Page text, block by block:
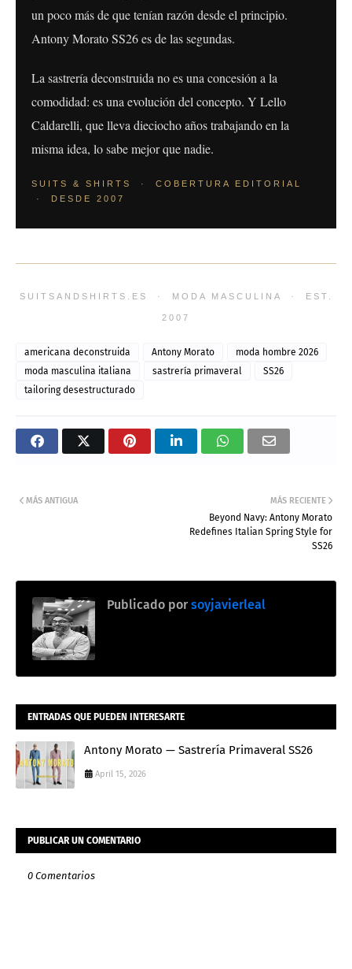
un poco más de que tenían razón desde el principio.
Antony Morato SS26 es de las segundas.
La sastrería deconstruida no es una concesión a la
comodidad: es una evolución del concepto. Y Lello
Caldarelli, que lleva dieciocho años trabajando en la
misma idea, lo sabe mejor que nadie.
SUITS & SHIRTS · COBERTURA EDITORIAL
· DESDE 2007
SUITSANDSHIRTS.ES · MODA MASCULINA · EST.
2007
americana deconstruida Antony Morato
moda hombre 2026
moda masculina italiana
sastrería primaveral
SS26
tailoring desestructurado
MÁS RECIENTE
Beyond Navy: Antony Morato
Redefines Italian Spring Style for
SS26
MÁS ANTIGUA
Publicado por soyjavierleal
ENTRADAS QUE PUEDEN INTERESARTE
Antony Morato — Sastrería Primaveral SS26
April 15, 2026
PUBLICAR UN COMENTARIO
0 Comentarios